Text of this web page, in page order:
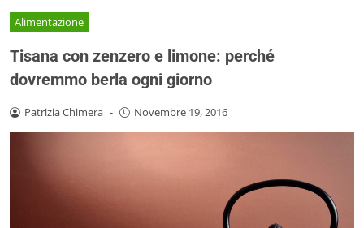
Alimentazione
Tisana con zenzero e limone: perché
dovremmo berla ogni giorno
Patrizia Chimera - Novembre 19, 2016